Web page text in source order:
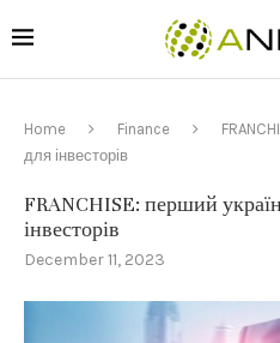
Home Finance
для інвесторів
FRANCHISE: перший
інвесторів
December 11, 2023